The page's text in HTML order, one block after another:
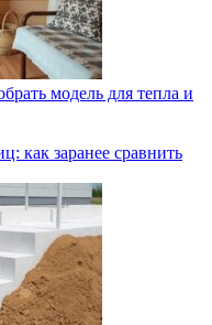
модель для тепла и
как заранее сравнить